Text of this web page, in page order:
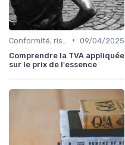
• 09/04/2025
Comprendre la TVA appliquée
sur le prix de l'essence